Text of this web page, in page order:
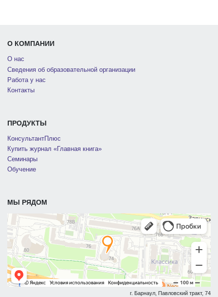
О КОМПАНИИ
О нас
Сведения об образовательной организации
Работа у нас
Контакты
ПРОДУКТЫ
КонсультантПлюс
Купить журнал «Главная книга»
Семинары
Обучение
МЫ РЯДОМ
г. Барнаул, Павловский тракт, 74